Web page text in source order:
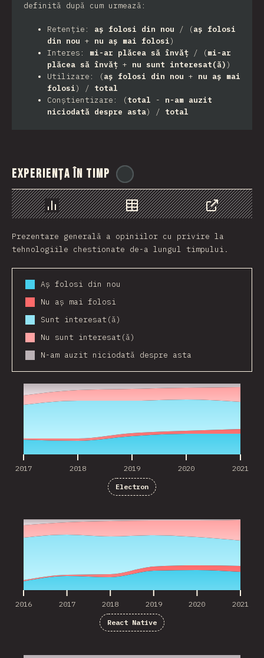
definită după cum urmează:
Retenție: aș folosi din nou / (aș folosi
din nou + nu aș mai folosi)
Interes: mi-ar plăcea să învăț / (mi-ar
plăcea să învăț + nu sunt interesat(ă))
Utilizare: (aș folosi din nou + nu aș mai
folosi) / total
Conștientizare: (total - n-am auzit
niciodată despre asta) / total
Experiența în timp
Grafic Date
Share
Prezentare generală a opiniilor cu privire la
tehnologiile chestionate de-a lungul timpului.
Aș folosi din nou
Nu aș mai folosi
Sunt interesat(ă)
Nu sunt interesat(ă)
N-am auzit niciodată despre asta
2017 2018 2019 2020 2021
2017 2018 2019 2020 2021
Electron
2016 2017 2018 2019 2020 2021
React Native